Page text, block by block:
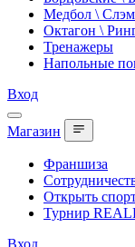
Медбол \
Октагон \
Тренажеры
Напольные
Вход
Магазин
Франшиза
Открыть
Турнир
Вход